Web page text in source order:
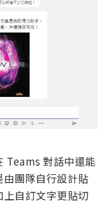
Teams 對話中還能
團隊自行設計貼
自訂文字更貼切